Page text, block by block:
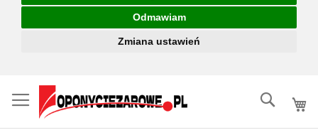
Odmawiam
Zmiana ustawień
do
Szukaj